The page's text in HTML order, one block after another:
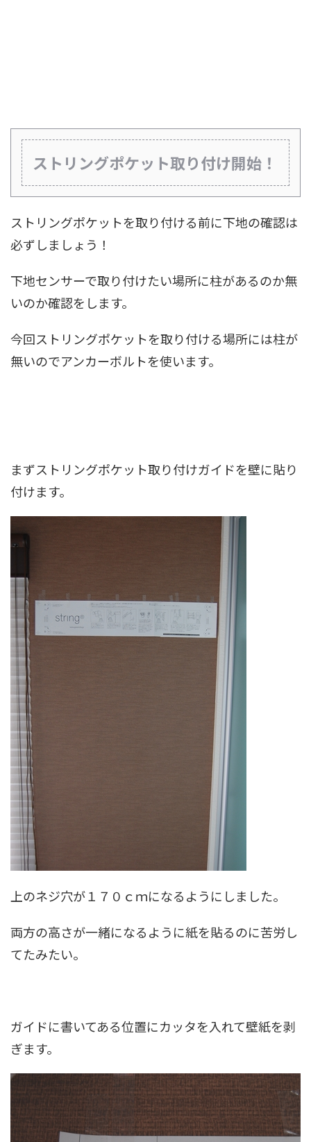
ストリングポケット取り付け開始！
ストリングポケットを取り付ける前に下地の確認は
必ずしましょう！
下地センサーで取り付けたい場所に柱があるのか無
いのか確認をします。
今回ストリングポケットを取り付ける場所には柱が
無いのでアンカーボルトを使います。
まずストリングポケット取り付けガイドを壁に貼り
付けます。
上のネジ穴が１７０ｃｍになるようにしました。
両方の高さが一緒になるように紙を貼るのに苦労し
てたみたい。
ガイドに書いてある位置にカッタを入れて壁紙を剥
ぎます。